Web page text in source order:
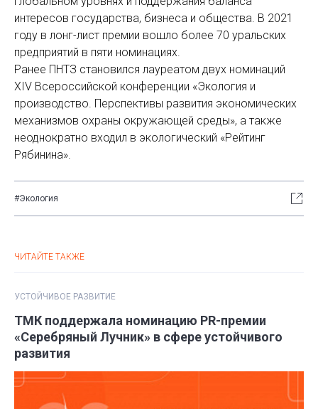
интересов государства, бизнеса и общества. В 2021
году в лонг-лист премии вошло более 70 уральских
предприятий в пяти номинациях.
Ранее ПНТЗ становился лауреатом двух номинаций
XIV Всероссийской конференции «Экология и
производство. Перспективы развития экономических
механизмов охраны окружающей среды», а также
неоднократно входил в экологический «Рейтинг
Рябинина».
#Экология
ЧИТАЙТЕ ТАКЖЕ
УСТОЙЧИВОЕ РАЗВИТИЕ
ТМК поддержала номинацию PR-премии
«Серебряный Лучник» в сфере устойчивого
развития